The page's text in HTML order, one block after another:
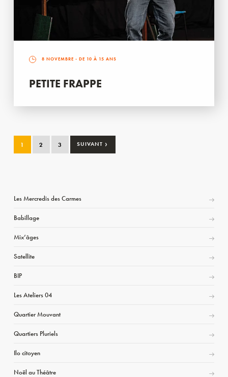
8 NOVEMBRE - DE 10 À 15 ANS
PETITE FRAPPE
1 2 3 SUIVANT ›
Les Mercredis des Carmes
Babillage
Mix’âges
Satellite
BIP
Les Ateliers 04
Quartier Mouvant
Quartiers Pluriels
Ilo citoyen
Noël au Théâtre